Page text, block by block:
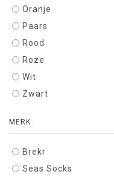
Oranje
Paars
Rood
Roze
Wit
Zwart
MERK
Brekr
Seas Socks